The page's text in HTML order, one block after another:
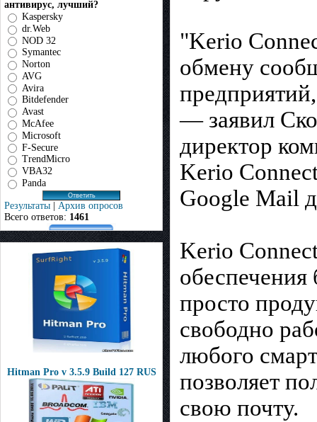
антивирус, лучший?
Kaspersky
dr.Web
NOD 32
Symantec
Norton
AVG
Avira
Bitdefender
Avast
McAfee
Microsoft
F-Secure
TrendMicro
VBA32
Panda
Результаты | Архив опросов
Всего ответов: 1461
Hitman Pro v 3.5.9 Build 127 RUS
"Kerio
обмену
— заявил
директор
Kerio
Google Mail
Kerio
просто
свободно
любого
позволяет
свою почту.